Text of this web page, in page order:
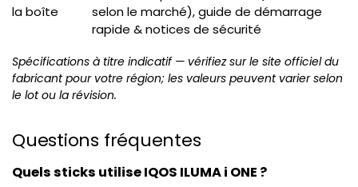
la boîte
selon le marché), guide de démarrage
rapide & notices de sécurité
Spécifications à titre indicatif — vérifiez sur le site officiel du
fabricant pour votre région; les valeurs peuvent varier selon
le lot ou la révision.
Questions fréquentes
Quels sticks utilise IQOS ILUMA i ONE ?